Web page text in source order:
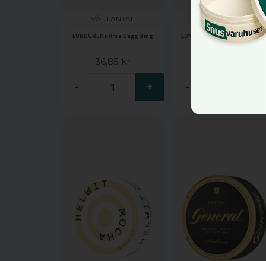
VÄLJ ANTAL
LUNDGRENs Aros Dagg 8 mg
36,85 kr
- +
VÄLJ ANTAL
LUNDGRENs Aros Skugga 8
-